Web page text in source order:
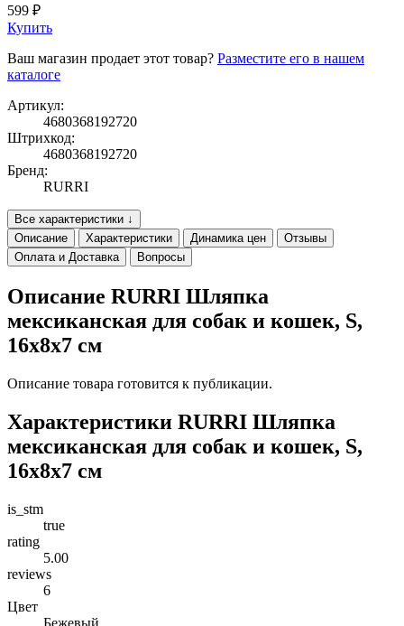
599 ₽
Купить
Ваш магазин продает этот товар? Разместите его в нашем
каталоге
Артикул:
4680368192720
Штрихкод:
4680368192720
Бренд:
RURRI
Все характеристики ↓
Описание
Характеристики Динамика цен
Отзывы
Оплата и Доставка
Вопросы
Описание RURRI Шляпка
мексиканская для собак и кошек, S,
16х8х7 см
Описание товара готовится к публикации.
Характеристики RURRI Шляпка
мексиканская для собак и кошек, S,
16х8х7 см
is_stm
true
rating
5.00
reviews
6
Цвет
Бежевый